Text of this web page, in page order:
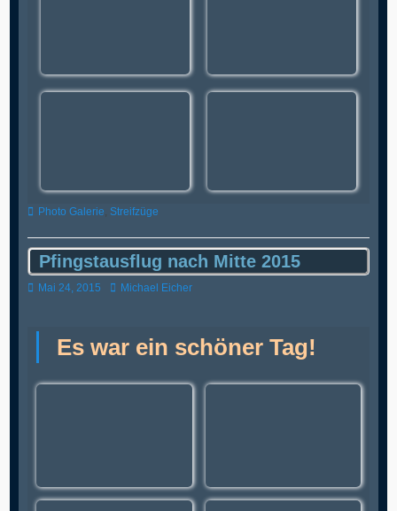
Kategorien
Photo Galerie Streifzüge
Pfingstausflug nach Mitte 2015
Veröffentlicht
Mai 24, 2015 AutorMichael Eicher
Es war ein schöner Tag!